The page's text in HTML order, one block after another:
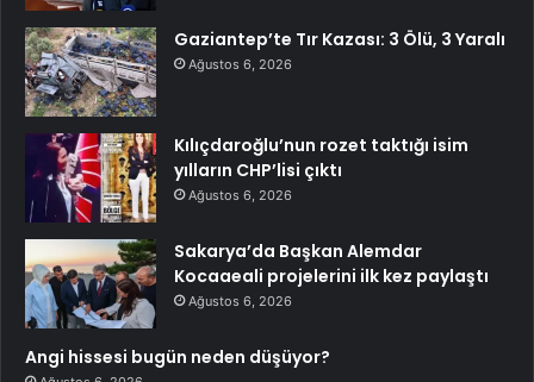
Gaziantep’te Tır Kazası: 3 Ölü, 3 Yaralı
Ağustos 6, 2026
Kılıçdaroğlu’nun rozet taktığı isim
yılların CHP’lisi çıktı
Ağustos 6, 2026
Sakarya’da Başkan Alemdar
Kocaaeali projelerini ilk kez paylaştı
Ağustos 6, 2026
Angi hissesi bugün neden düşüyor?